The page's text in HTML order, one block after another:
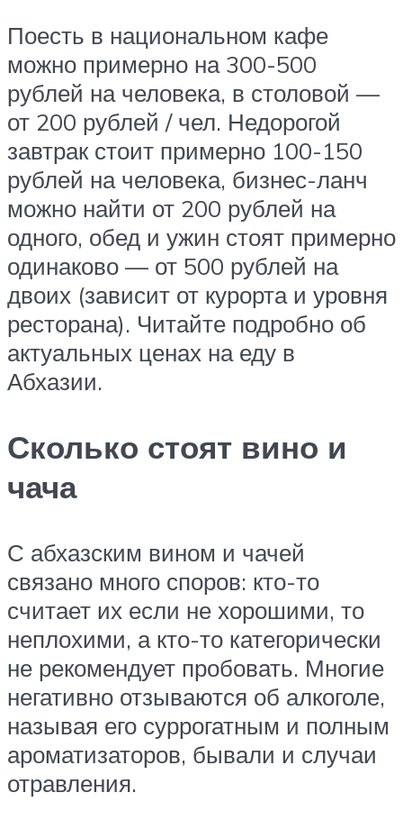
Поесть в национальном кафе
можно примерно на 300-500
рублей на человека, в столовой —
от 200 рублей / чел. Недорогой
завтрак стоит примерно 100-150
рублей на человека, бизнес-ланч
можно найти от 200 рублей на
одного, обед и ужин стоят примерно
одинаково — от 500 рублей на
двоих (зависит от курорта и уровня
ресторана). Читайте подробно об
актуальных ценах на еду в
Абхазии.
Сколько стоят вино и
чача
С абхазским вином и чачей
связано много споров: кто-то
считает их если не хорошими, то
неплохими, а кто-то категорически
не рекомендует пробовать. Многие
негативно отзываются об алкоголе,
называя его суррогатным и полным
ароматизаторов, бывали и случаи
отравления.